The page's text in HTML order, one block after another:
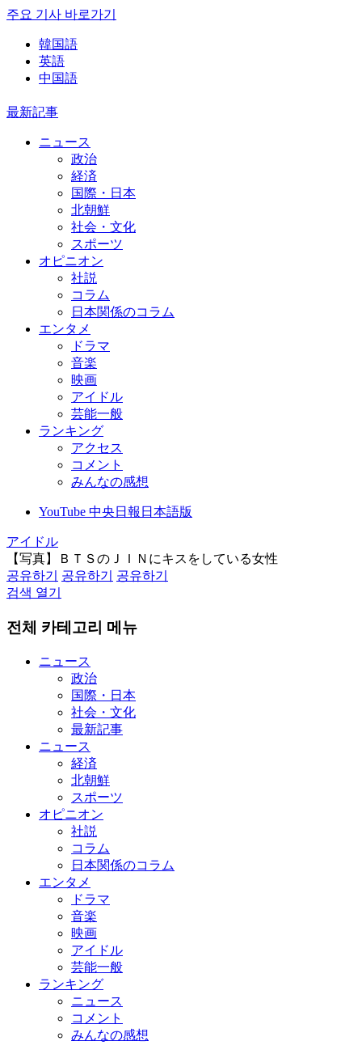
주요 기사 바로가기
韓国語
英語
中国語
最新記事
ニュース
政治
経済
国際・日本
北朝鮮
社会・文化
スポーツ
オピニオン
社説
コラム
日本関係のコラム
エンタメ
ドラマ
音楽
映画
アイドル
芸能一般
ランキング
アクセス
コメント
みんなの感想
YouTube 中央日報日本語版
アイドル
【写真】ＢＴＳのＪＩＮにキスをしている女性
공유하기
공유하기
공유하기
검색 열기
전체 카테고리 메뉴
ニュース
政治
国際・日本
社会・文化
最新記事
ニュース
経済
北朝鮮
スポーツ
オピニオン
社説
コラム
日本関係のコラム
エンタメ
ドラマ
音楽
映画
アイドル
芸能一般
ランキング
ニュース
コメント
みんなの感想